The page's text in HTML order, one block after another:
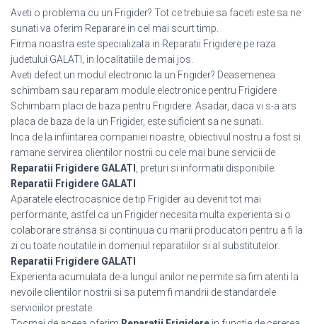
Aveti o problema cu un Frigider? Tot ce trebuie sa faceti este sa ne
sunati va oferim Reparare in cel mai scurt timp.
Firma noastra este specializata in Reparatii Frigidere pe raza
judetului GALATI, in localitatiile de mai jos.
Aveti defect un modul electronic la un Frigider? Deasemenea
schimbam sau reparam module electronice pentru Frigidere
Schimbam placi de baza pentru Frigidere. Asadar, daca vi s-a ars
placa de baza de la un Frigider, este suficient sa ne sunati.
Inca de la infiintarea companiei noastre, obiectivul nostru a fost si
ramane servirea clientilor nostrii cu cele mai bune servicii de
Reparatii Frigidere GALATI
, preturi si informatii disponibile.
Reparatii Frigidere GALATI
Aparatele electrocasnice de tip Frigider au devenit tot mai
performante, astfel ca un Frigider necesita multa experienta si o
colaborare stransa si continuua cu marii producatori pentru a fi la
zi cu toate noutatile in domeniul reparatiilor si al substitutelor.
Reparatii Frigidere GALATI
Experienta acumulata de-a lungul anilor ne permite sa fim atenti la
nevoile clientilor nostrii si sa putem fi mandrii de standardele
serviciilor prestate.